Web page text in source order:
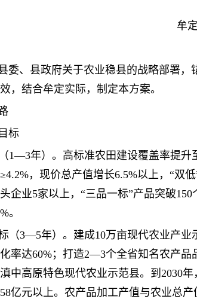
牟
委、县政府关于农业稳县的战略部署
，结合牟定实际，制定本方案。
标
1—3年）。高标准农田建设覆盖率提升
，现价总产值增长6.5%以上，“双
企业5家以上，“三品一标”产品突破
。
（3—5年）。建成10万亩现代农业产业
率达60%；打造2—3个全省知名农产
中高原特色现代农业示范县。到2030
亿元以上。农产品加工产值与农业总产